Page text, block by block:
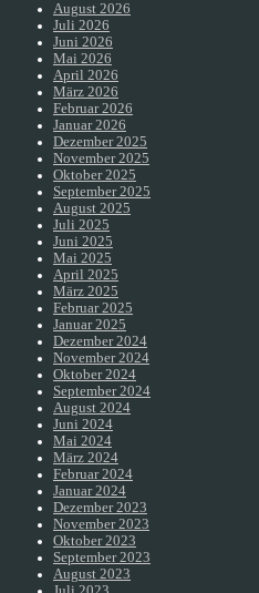
August 2026
Juli 2026
Juni 2026
Mai 2026
April 2026
März 2026
Februar 2026
Januar 2026
Dezember 2025
November 2025
Oktober 2025
September 2025
August 2025
Juli 2025
Juni 2025
Mai 2025
April 2025
März 2025
Februar 2025
Januar 2025
Dezember 2024
November 2024
Oktober 2024
September 2024
August 2024
Juni 2024
Mai 2024
März 2024
Februar 2024
Januar 2024
Dezember 2023
November 2023
Oktober 2023
September 2023
August 2023